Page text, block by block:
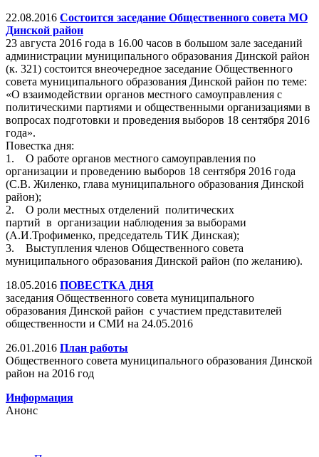
22.08.2016 Состоится заседание Общественного совета МО
Динской район
23 августа 2016 года в 16.00 часов в большом зале заседаний
администрации муниципального образования Динской район
(к. 321) состоится внеочередное заседание Общественного
совета муниципального образования Динской район по теме:
«О взаимодействии органов местного самоуправления с
политическими партиями и общественными организациями в
вопросах подготовки и проведения выборов 18 сентября 2016
года».
Повестка дня:
1. О работе органов местного самоуправления по
организации и проведению выборов 18 сентября 2016 года
(С.В. Жиленко, глава муниципального образования Динской
район);
2. О роли местных отделений политических
партий в организации наблюдения за выборами
(А.И.Трофименко, председатель ТИК Динская);
3. Выступления членов Общественного совета
муниципального образования Динской район (по желанию).
18.05.2016 ПОВЕСТКА ДНЯ
заседания Общественного совета муниципального
образования Динской район с участием представителей
общественности и СМИ на 24.05.2016
26.01.2016 План работы
Общественного совета муниципального образования Динской
район на 2016 год
Информация
Анонс